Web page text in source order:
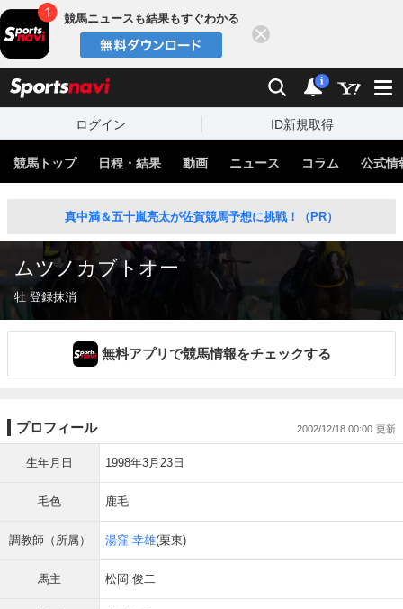
競馬ニュースも結果もすぐわかる
検索 通知
i
ログイン ID新規取得
競馬トップ 日程・結果 動画 ニュース コラム 公式情
真中満＆五十嵐亮太が佐賀競馬予想に挑戦！（PR）
ムツノカブトオー
牡 登録抹消
無料アプリで競馬情報をチェックする
プロフィール 2002/12/18 00:00
生年月日 1998年3月23日
毛色 鹿毛
調教師（所属） 湯窪 幸雄(栗東)
馬主 松岡 俊二